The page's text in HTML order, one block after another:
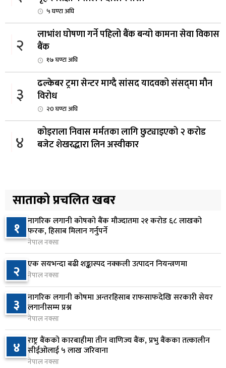
५ घण्टा अघि
२
लाभांश घोषणा गर्ने पहिलो बैंक बन्यो कामना सेवा विकास
बैंक
१७ घण्टा अघि
३
ढल्केबर ट्रमा सेन्टर माग्दै सांसद यादवको संसद्‌मा मौन
विरोध
२0 घण्टा अघि
४
कोइराला निवास मर्मतका लागि छुट्याइएको २ करोड
बजेट शेखरद्धारा लिन अस्वीकार
५
ठक्कर दिँदा किशोरको मृत्यु
२२ घण्टा अघि
६
प्रतिनिधिसभा बैठक बस्दै , पाँच विधेयक र प्रतिवेदन
प्रस्तुत हुने
२२ घण्टा अघि
७
आज बस्ने भनिएको राष्ट्रिय सभाको बैठक बुधबारका लागि
सर्‍यो
२३ घण्टा अघि
८
वीरगञ्जमा ट्यांकरको सिल खोलेर तेल निकाल्ने सात जना
रंगेहात पक्राउ
२३ घण्टा अघि
साताको प्रचलित खबर
१ नागरिक लगानी कोषको बैंक मौज्दातमा २१ करोड ६८ लाखको
फरक, हिसाब मिलान गर्नुपर्ने
नेपाल नक्सा
२ एक सयभन्दा बढी शङ्कास्पद नक्कली उत्पादन नियन्त्रणमा
नेपाल नक्सा
३ नागरिक लगानी कोषमा अन्तरहिसाब राफसाफदेखि सरकारी सेयर
लगानीसम्म प्रश्न
नेपाल नक्सा
४ राष्ट्र बैंकको कारबाहीमा तीन वाणिज्य बैंक, प्रभु बैंकका तत्कालीन
सीईओलाई ५ लाख जरिवाना
नेपाल नक्सा